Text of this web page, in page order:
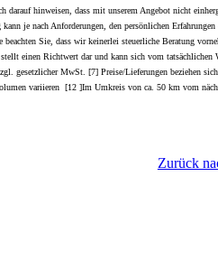
darauf hinweisen, dass mit unserem Angebot nicht
je nach Anforderungen, den persönlichen Erfahrungen
Sie, dass wir keinerlei steuerliche Beratung
einen Richtwert dar und kann sich vom tatsächlichen
gesetzlicher MwSt. [7] Preise/Lieferungen beziehen
variieren [12 ]Im Umkreis von ca. 50 km vom
Zurück